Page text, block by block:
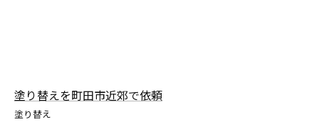
塗り替えを町田市近郊で依頼
塗り替え